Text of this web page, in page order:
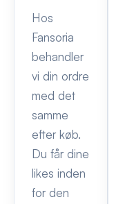
Hos
Fansoria
behandler
vi din ordre
med det
samme
efter køb.
Du får dine
likes inden
for den